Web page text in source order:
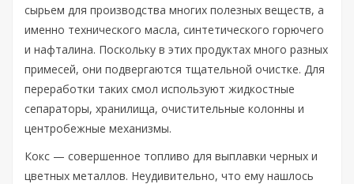
сырьем для производства многих полезных веществ, а
именно технического масла, синтетического горючего
и нафталина. Поскольку в этих продуктах много разных
примесей, они подвергаются тщательной очистке. Для
переработки таких смол используют жидкостные
сепараторы, хранилища, очистительные колонны и
центробежные механизмы.
Кокс — совершенное топливо для выплавки черных и
цветных металлов. Неудивительно, что ему нашлось